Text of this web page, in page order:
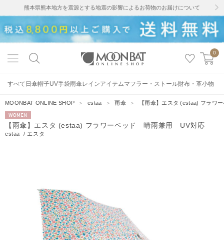
熊本県熊本地方を震源とする地震の影響によるお荷物のお届けについて
0
すべて 日傘帽子UV手袋雨傘レインアイテムマフラー・ストール財布・革小物
MOONBAT ONLINE SHOP ＞estaa ＞雨傘 ＞ 【雨傘】エスタ (estaa) フラ
WOMEN
【雨傘】エスタ (estaa) フラワーベッド 晴雨兼用 UV対応
estaa / エスタ